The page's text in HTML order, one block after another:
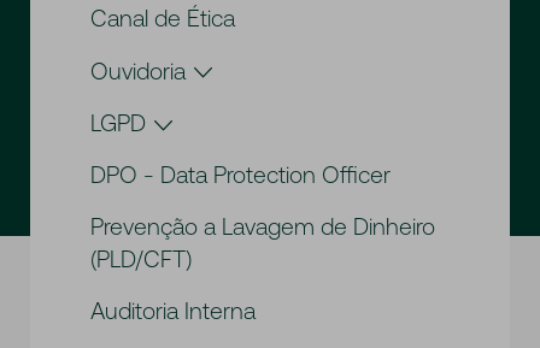
Canal de Ética
Ouvidoria
Resumo de Atividades da Ouvidoria
LGPD
LGPD
DPO - Data Protection Officer
Prevenção a Lavagem de Dinheiro
(PLD/CFT)
Auditoria Interna